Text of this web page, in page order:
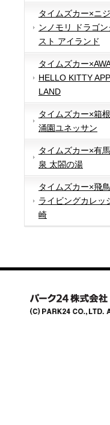
タイムズカー×ニ
ンノモリ ドラゴン
スト アイランド
タイムズカー
HELLO KITTY
LAND
タイムズカー×箱
涌園ユネッサン
タイムズカー×有
泉 太閤の湯
タイムズカー×飛
ライビングカレッ
崎